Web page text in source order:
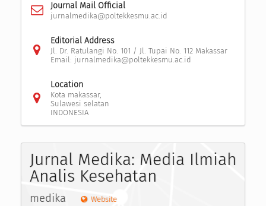
Journal Mail Official
jurnalmedika@poltekkesmu.ac.id
Editorial Address
Jl. Dr. Ratulangi No. 101 / Jl. Tupai No. 112 Makassar
Email: jurnalmedika@poltekkesmu.ac.id
Location
Kota makassar,
Sulawesi selatan
INDONESIA
Jurnal Medika: Media Ilmiah
Analis Kesehatan
medika Website